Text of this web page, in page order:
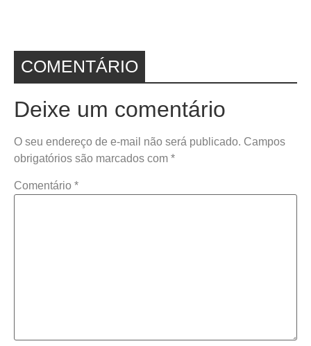
COMENTÁRIO
Deixe um comentário
O seu endereço de e-mail não será publicado. Campos
obrigatórios são marcados com *
Comentário *